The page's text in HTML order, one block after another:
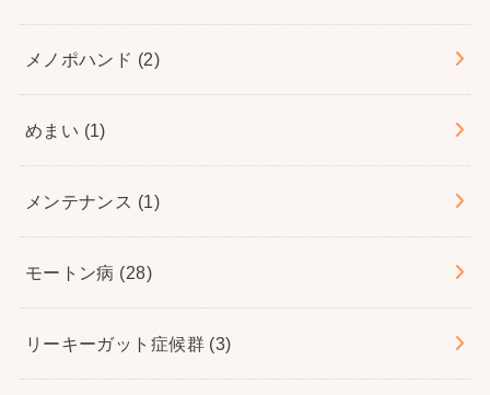
メノポハンド (2)
めまい (1)
メンテナンス (1)
モートン病 (28)
リーキーガット症候群 (3)